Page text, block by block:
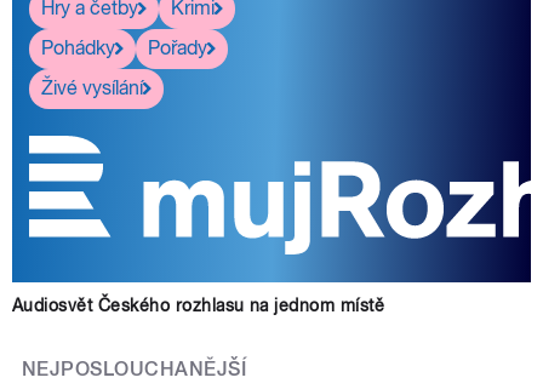
Hry a četby
Krimi
Pohádky
Pořady
Živé vysílání
Audiosvět Českého rozhlasu na jednom místě
NEJPOSLOUCHANĚJŠÍ